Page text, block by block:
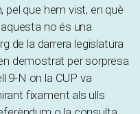
pel que hem vist, en què
no és una
de la darrera legislatura
demostrat per sorpresa
9-N on la CUP va
fixament als ulls